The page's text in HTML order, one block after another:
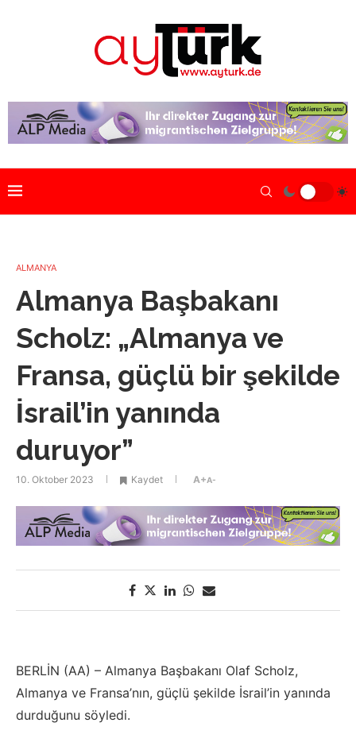
ALMANYA
Almanya Başbakanı
Scholz: „Almanya ve
Fransa, güçlü bir şekilde
İsrail’in yanında
duruyor”
10. Oktober 2023 Kaydet A+A-
BERLİN (AA) – Almanya Başbakanı Olaf Scholz,
Almanya ve Fransa’nın, güçlü şekilde İsrail’in yanında
durduğunu söyledi.